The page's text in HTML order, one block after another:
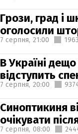
Грози, град і
оголосили
7 серпня, 21:00 1963
В Україні
відступить
7 серпня, 20:00
Синоптикиня
очікувати
7 серпня, 08:00